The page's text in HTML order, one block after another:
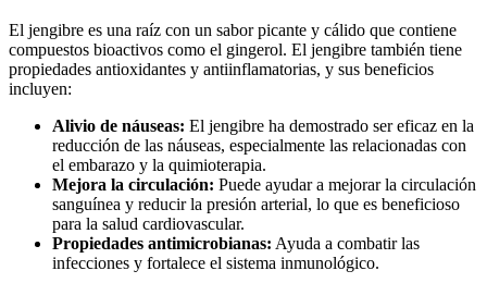
El jengibre es una raíz con un sabor picante y cálido que contiene
compuestos bioactivos como el gingerol. El jengibre también tiene
propiedades antioxidantes y antiinflamatorias, y sus beneficios
incluyen:
Alivio de náuseas: El jengibre ha demostrado ser eficaz en la
reducción de las náuseas, especialmente las relacionadas con
el embarazo y la quimioterapia.
Mejora la circulación: Puede ayudar a mejorar la circulación
sanguínea y reducir la presión arterial, lo que es beneficioso
para la salud cardiovascular.
Propiedades antimicrobianas: Ayuda a combatir las
infecciones y fortalece el sistema inmunológico.